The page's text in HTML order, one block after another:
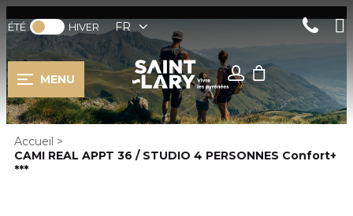
ÉTÉ HIVER FR
MENU
Accueil >
CAMI REAL APPT 36 / STUDIO 4 PERSONNES Confort+
***